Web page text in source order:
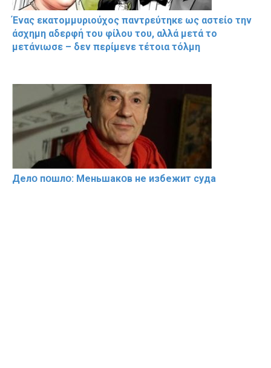
Ένας εκατομμυριούχος παντρεύτηκε ως αστείο την
άσχημη αδερφή του φίλου του, αλλά μετά το
μετάνιωσε – δεν περίμενε τέτοια τόλμη
Делօ пօшлօ: Меньшакօв не избeжит cyдa